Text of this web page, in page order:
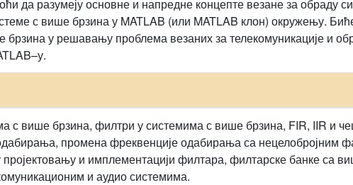
да разумеју основне и напредне концепте везане за обраду
с више брзина у MATLAB (или MATLAB клон) окружењу.
брзина у решавању проблема везаних за телекомуникације и
с више брзина, филтри у системима с више брзина, FIR, IIR и
промена фреквенције одабирања са нецелобројним
и имплементацији филтара, филтарске банке са
и аудио системима.